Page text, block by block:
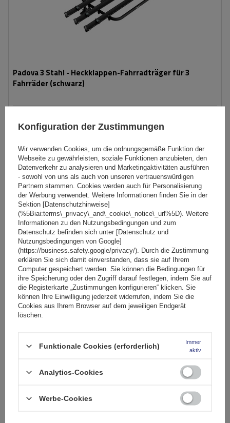
Padova 3 Stahl - Heckklappen-Fahrradträger für 3
Fahrräder (schwarz)
139,99 € inkl. MwSt
Niedrigster Preis in 30 Tagen vor Rabatt:166,99 €-16%
Große Menge verfügbar
Wir versenden schon am 10. August
In den
Warenkorb
SONDERANGEBOT
Peruzzo Firenze 2 E-Bike – Heckklappen-Fahrradträger
Fassungsvermögen: Fahrräder:
2
Maximales Fahrradgewicht:
22,5 kg
Nutzlast der Haltebügel:
45 kg
kompatibel mit Elektrofahrrädern
Aluminiumkonstruktion
174,99 €
Niedrigster Preis in 30 Tagen vor Rabatt:
Konfiguration der Zustimmungen
Wir verwenden Cookies, um die ordnungsgemäße Funktion der
Webseite zu gewährleisten, soziale Funktionen anzubieten, den
Datenverkehr zu analysieren und Marketingaktivitäten ausführen
- sowohl von uns als auch von unseren vertrauenswürdigen
Partnern stammen. Cookies werden auch für Personalisierung
der Werbung verwendet. Weitere Informationen finden Sie in der
Sektion [Datenschutzhinweise]
(%5Biai:terms\_privacy\_and\_cookie\_notice\_url%5D). Weitere
Informationen zu den Nutzungsbedingungen und zum
Datenschutz befinden sich unter [Datenschutz und
Nutzungsbedingungen von Google]
(https://business.safety.google/privacy/). Durch die Zustimmung
erklären Sie sich damit einverstanden, dass sie auf Ihrem
Computer gespeichert werden. Sie können die Bedingungen für
ihre Speicherung oder den Zugriff darauf festlegen, indem Sie auf
die Registerkarte „Zustimmungen konfigurieren“ klicken. Sie
können Ihre Einwilligung jederzeit widerrufen, indem Sie die
Cookies aus Ihrem Browser auf dem jeweiligen Endgerät
löschen.
Funktionale Cookies (erforderlich)
Immer
aktiv
Analytics-Cookies
Werbe-Cookies